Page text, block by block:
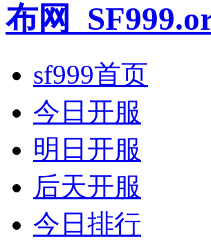
sf999首页
今日开服
明日开服
后天开服
今日排行